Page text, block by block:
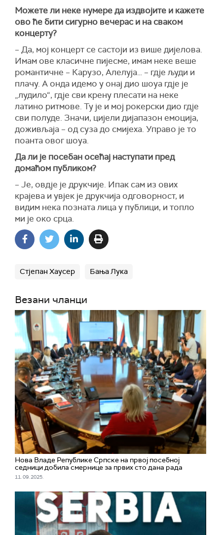
Можете ли неке нумере да издвојите и кажете
ово ће бити сигурно вечерас и на сваком
концерту?
– Да, мој концерт се састоји из више дијелова.
Имам ове класичне пијесме, имам неке веше
романтичне – Карузо, Алелуја… – гдје људи и
плачу. А онда идемо у онај дио шоуа гдје је
„лудило“, гдје сви крену плесати на неке
латино ритмове. Ту је и мој рокерски дио гдје
сви полуде. Значи, цијели дијапазон емоција,
доживљаја – од суза до смијеха. Управо је то
поанта овог шоуа.
Да ли је посебан осећај наступати пред
домаћом публиком?
– Је, овдје је друкчије. Ипак сам из ових
крајева и увјек је друкчија одговорност, и
видим нека позната лица у публици, и топло
ми је око срца.
Стјепан Хаусер Бања Лука
Везани чланци
Нова Владе Републике Српске на првој посебној
седници добила смернице за првих сто дана рада
11. 09. 2025.